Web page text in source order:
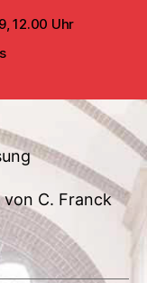
12.00 Uhr
von C. Franck